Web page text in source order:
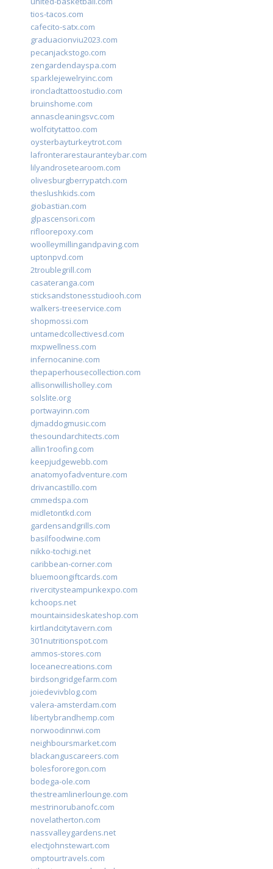
tios-tacos.com
cafecito-satx.com
graduacionviu2023.com
pecanjackstogo.com
zengardendayspa.com
sparklejewelryinc.com
ironcladtattoostudio.com
bruinshome.com
annascleaningsvc.com
wolfcitytattoo.com
oysterbayturkeytrot.com
lafronterarestauranteybar.com
lilyandrosetearoom.com
olivesburgberrypatch.com
theslushkids.com
giobastian.com
glpascensori.com
rifloorepoxy.com
woolleymillingandpaving.com
uptonpvd.com
2troublegrill.com
casateranga.com
sticksandstonesstudiooh.com
walkers-treeservice.com
shopmossi.com
untamedcollectivesd.com
mxpwellness.com
infernocanine.com
thepaperhousecollection.com
allisonwillisholley.com
solslite.org
portwayinn.com
djmaddogmusic.com
thesoundarchitects.com
allin1roofing.com
keepjudgewebb.com
anatomyofadventure.com
drivancastillo.com
cmmedspa.com
midletontkd.com
gardensandgrills.com
basilfoodwine.com
nikko-tochigi.net
caribbean-corner.com
bluemoongiftcards.com
rivercitysteampunkexpo.com
kchoops.net
mountainsideskateshop.com
kirtlandcitytavern.com
301nutritionspot.com
ammos-stores.com
loceanecreations.com
birdsongridgefarm.com
joiedevivblog.com
valera-amsterdam.com
libertybrandhemp.com
norwoodinnwi.com
neighboursmarket.com
blackanguscareers.com
bolesfororegon.com
bodega-ole.com
thestreamlinerlounge.com
mestrinorubanofc.com
novelatherton.com
nassvalleygardens.net
electjohnstewart.com
omptourtravels.com